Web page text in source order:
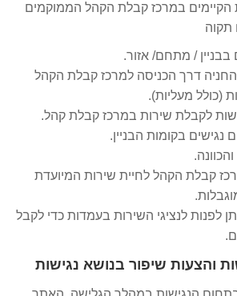
הקיימים במרכז קבלת הקהל הממוקמים
בבניין / מתחם/ אזור.
דרך הכניסה למרכז קבלת הקהל
(כולל מעליות).
לקבלת שירות במרכז קבלת קהל.
נגישים בקומות הבניין.
קבלת הקהל לחיית שירות המיועדת
לפנות לנציגי השירות בעמדות כדי לקבל
והצעות שיפור בנושא נגישות